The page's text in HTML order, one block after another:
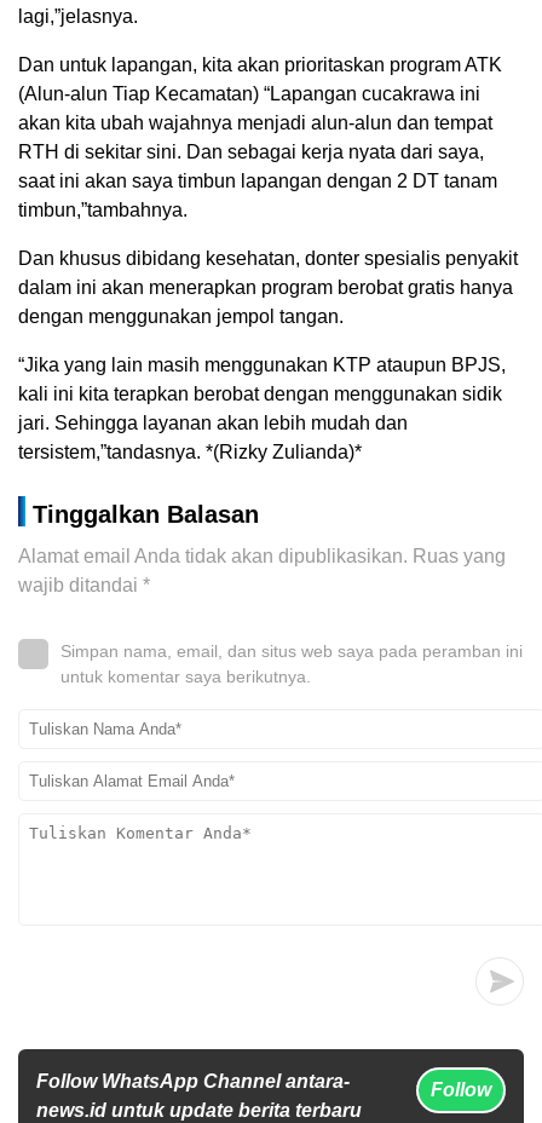
lagi,”jelasnya.
Dan untuk lapangan, kita akan prioritaskan program ATK
(Alun-alun Tiap Kecamatan) “Lapangan cucakrawa ini
akan kita ubah wajahnya menjadi alun-alun dan tempat
RTH di sekitar sini. Dan sebagai kerja nyata dari saya,
saat ini akan saya timbun lapangan dengan 2 DT tanam
timbun,”tambahnya.
Dan khusus dibidang kesehatan, donter spesialis penyakit
dalam ini akan menerapkan program berobat gratis hanya
dengan menggunakan jempol tangan.
“Jika yang lain masih menggunakan KTP ataupun BPJS,
kali ini kita terapkan berobat dengan menggunakan sidik
jari. Sehingga layanan akan lebih mudah dan
tersistem,”tandasnya. *(Rizky Zulianda)*
Tinggalkan Balasan
Alamat email Anda tidak akan dipublikasikan. Ruas yang
wajib ditandai *
Simpan nama, email, dan situs web saya pada peramban ini
untuk komentar saya berikutnya.
Follow WhatsApp Channel antara-
news.id untuk update berita terbaru
Follow